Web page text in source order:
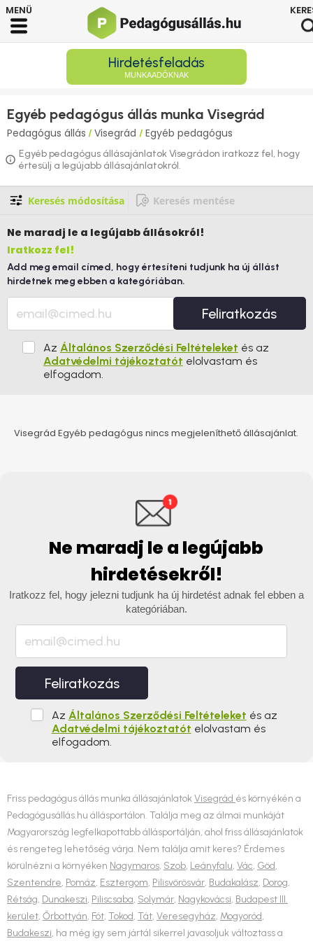
Hirdetésfeladás
MUNKAADÓKNAK
Egyéb pedagógus állás munka Visegrád
Pedagógus állás / Visegrád / Egyéb pedagógus
Egyéb pedagógus állásajánlatok Visegrádon iratkozz fel, hogy
értesülj a legújabb állásajánlatokról.
Keresés módosítása Keresés mentése
Ne maradj le a legújabb állásokról!
Iratkozz fel!
Add meg email címed, hogy értesíteni tudjunk ha új állást
hirdetnek meg ebben a kategóriában.
Feliratkozás
Az Általános Szerződési Feltételeket és az
Adatvédelmi tájékoztatót elolvastam és
elfogadom.
Visegrád Egyéb pedagógus nincs megjeleníthető állásajánlat.
Ne maradj le a legújabb
hirdetésekről!
Iratkozz fel, hogy jelezni tudjunk ha új hirdetést adnak fel ebben a
kategóriában.
Feliratkozás
Az Általános Szerződési Feltételeket és az
Adatvédelmi tájékoztatót elolvastam és
elfogadom.
Friss pedagógus állás munka állásajánlatok Visegrád és környékén a
Pedagógusállás.hu állásportálon. Találja meg az álmai munkáját
Magyarország legfelkapottabb állásportálján, ahol friss állásajánlatok
és rengeteg lehetőség várja. Nem találja amit keres? Érdemes
körülnézni a környéken Nagymaros, Szob, Leányfalu, Vác, Göd,
Szentendre, Pomáz, Esztergom, Pilisvörösvár, Budakalász, Dorog,
Rétság, Dunakeszi, Piliscsaba, Solymár, Nagykovácsi, Budapest III.
kerület, Őrbottyán, Fót, Tokod, Tát, Veresegyház, Mogyoród,
Budakeszi, ha még így sem jártál sikerrel javasoljuk változtass a